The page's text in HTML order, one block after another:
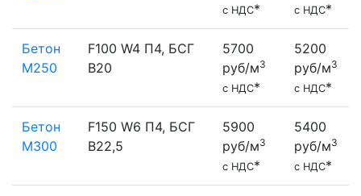
с НДС*
с НДС*
Бетон
М250
F100 W4 П4, БСГ
В20
5700
руб/м3
с НДС*
5200
руб/м3
с НДС*
Бетон
М300
F150 W6 П4, БСГ
В22,5
5900
руб/м3
с НДС*
5400
руб/м3
с НДС*